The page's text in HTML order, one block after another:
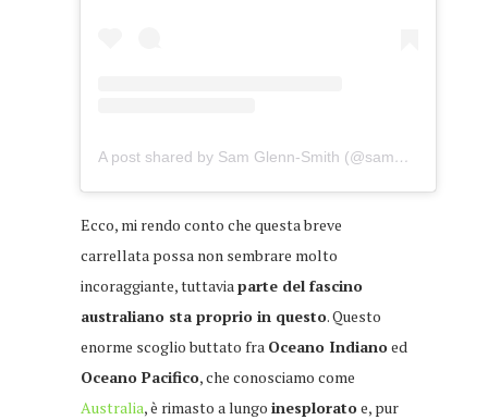
A post shared by Sam Glenn-Smith (@sammyglenn_dives)
Ecco, mi rendo conto che questa breve
carrellata possa non sembrare molto
incoraggiante, tuttaviaparte del fascino
australiano sta proprio in questo. Questo
enorme scoglio buttato fra Oceano Indianoed
Oceano Pacifico, che conosciamo come
Australia, è rimasto a lungo inesploratoe, pur